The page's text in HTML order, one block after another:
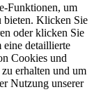
Funktionen, um
bieten. Klicken Sie
oder klicken Sie
detaillierte
Cookies und
erhalten und um
Nutzung unserer